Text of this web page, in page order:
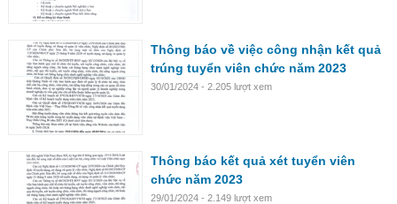
Thông báo về việc công nhận kết quả
trúng tuyển viên chức năm 2023
30/01/2024 - 2.205 lượt xem
Thông báo kết quả xét tuyển viên
chức năm 2023
29/01/2024 - 2.149 lượt xem